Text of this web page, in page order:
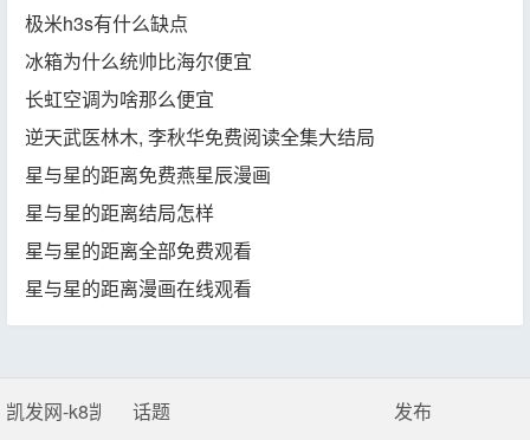
凯发网-k8凯发 话题 发布
极米h3s有什么缺点
冰箱为什么统帅比海尔便宜
长虹空调为啥那么便宜
逆天武医林木, 李秋华免费阅读全集大结局
星与星的距离免费燕星辰漫画
星与星的距离结局怎样
星与星的距离全部免费观看
星与星的距离漫画在线观看